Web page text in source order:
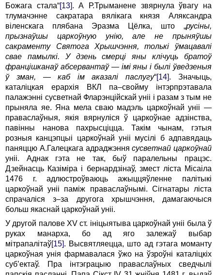
Божага стала“[13]. А Р.Трыманене звярнула ўвагу на
тлумачэнне сакратара вялікага князя Аляксандра
віленскага плябана Эразма Цёлка, што „русіны,
прызнаўшы царкоўную унію, але не прыняўшы
сакраменту Святога Хрышчэння, толькі ўмацавалі
свае памылкі. У дзень смерці яны клічуць братоў
францішканаў абсервантаў — імі яны і былі ўведзеныя
ў зман, — каб ім аказалі паслугу“[14]. Значыць,
каталіцкая ерархія ВКЛ па–свойму інтэрпрэтавала
палажэнні сусветнай Фларэнційскай уніі і разам з тым не
прыняла яе. Яна мела сваю мадэль царкоўнай уніі —
праваслаўныя, якія вярнуліся ў царкоўнае адзінства,
павінны нанова пахрысціцца. Такім чынам, гэтыя
розныя канцэпцыі царкоўнай уніі мусілі б адпавядаць
паняццю А.Галецкага адраджэннясусветнай царкоўнай
уніі. Аднак гэта не так, быў паралельны працэс.
Дзейнасць Казіміра і бернардзінаў, змест ліста Місаіла
1476 г. адлюстроўваюць ажыццяўленне палітыкі
царкоўнай уніі паміж праваслаўнымі. Сігнатары ліста
спрачаліся з–за другога хрышчэння, дамагаючыся
больш якаснай царкоўнай уніі.
У другой палове XV ст. ініцыятыва царкоўнай уніі была ў
руках манарха, бо ад яго залежаў выбар
мітрапалітаў[15]. Высвятляецца, што ад гэтага моманту
царкоўная унія фармавалася ўжо на ўзроўні каталіцкіх
суб’ектаў. Пра інтэграцыю праваслаўных сведчылі